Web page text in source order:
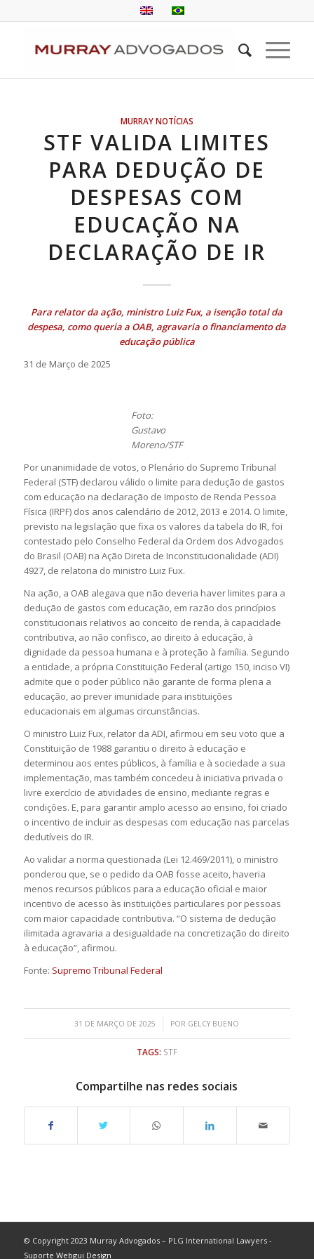
MURRAY NOTÍCIAS
STF VALIDA LIMITES
PARA DEDUÇÃO DE
DESPESAS COM
EDUCAÇÃO NA
DECLARAÇÃO DE IR
Para relator da ação, ministro Luiz Fux, a isenção total da
despesa, como queria a OAB, agravaria o financiamento da
educação pública
31 de Março de 2025
Foto:
Gustavo
Moreno/STF
Por unanimidade de votos, o Plenário do Supremo Tribunal
Federal (STF) declarou válido o limite para dedução de gastos
com educação na declaração de Imposto de Renda Pessoa
Física (IRPF) dos anos calendário de 2012, 2013 e 2014. O limite,
previsto na legislação que fixa os valores da tabela do IR, foi
contestado pelo Conselho Federal da Ordem dos Advogados
do Brasil (OAB) na Ação Direta de Inconstitucionalidade (ADI)
4927, de relatoria do ministro Luiz Fux.
Na ação, a OAB alegava que não deveria haver limites para a
dedução de gastos com educação, em razão dos princípios
constitucionais relativos ao conceito de renda, à capacidade
contributiva, ao não confisco, ao direito à educação, à
dignidade da pessoa humana e à proteção à família. Segundo
a entidade, a própria Constituição Federal (artigo 150, inciso VI)
admite que o poder público não garante de forma plena a
educação, ao prever imunidade para instituições
educacionais em algumas circunstâncias.
O ministro Luiz Fux, relator da ADI, afirmou em seu voto que a
Constituição de 1988 garantiu o direito à educação e
determinou aos entes públicos, à família e à sociedade a sua
implementação, mas também concedeu à iniciativa privada o
livre exercício de atividades de ensino, mediante regras e
condições. E, para garantir amplo acesso ao ensino, foi criado
o incentivo de incluir as despesas com educação nas parcelas
dedutíveis do IR.
Ao validar a norma questionada (Lei 12.469/2011), o ministro
ponderou que, se o pedido da OAB fosse aceito, haveria
menos recursos públicos para a educação oficial e maior
incentivo de acesso às instituições particulares por pessoas
com maior capacidade contributiva. “O sistema de dedução
ilimitada agravaria a desigualdade na concretização do direito
à educação”, afirmou.
Fonte: Supremo Tribunal Federal
31 DE MARÇO DE 2025
/ POR GELCY BUENO
TAGS: STF
Compartilhe nas redes sociais
© Copyright 2023 Murray Advogados – PLG International Lawyers -
Suporte Webgui Design